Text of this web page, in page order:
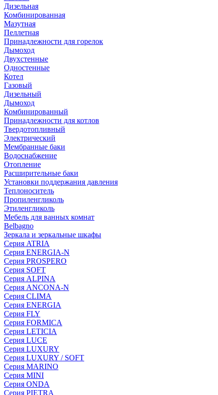
Дизельная
Комбинированная
Мазутная
Пеллетная
Принадлежности для горелок
Дымоход
Двухстенные
Одностенные
Котел
Газовый
Дизельный
Дымоход
Комбинированный
Принадлежности для котлов
Твердотопливный
Электрический
Мембранные баки
Водоснабжение
Отопление
Расширительные баки
Установки поддержания давления
Теплоноситель
Пропиленгликоль
Этиленгликоль
Мебель для ванных комнат
Belbagno
Зеркала и зеркальные шкафы
Серия ATRIA
Серия ENERGIA-N
Серия PROSPERO
Серия SOFT
Серия ALPINA
Серия ANCONA-N
Серия CLIMA
Серия ENERGIA
Серия FLY
Серия FORMICA
Серия LETICIA
Серия LUCE
Серия LUXURY
Серия LUXURY / SOFT
Серия MARINO
Серия MINI
Серия ONDA
Серия PIETRA